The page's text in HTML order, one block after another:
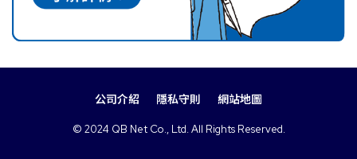
公司介紹 隱私守則 網站地圖
© 2024 QB Net Co., Ltd. All Rights Reserved.